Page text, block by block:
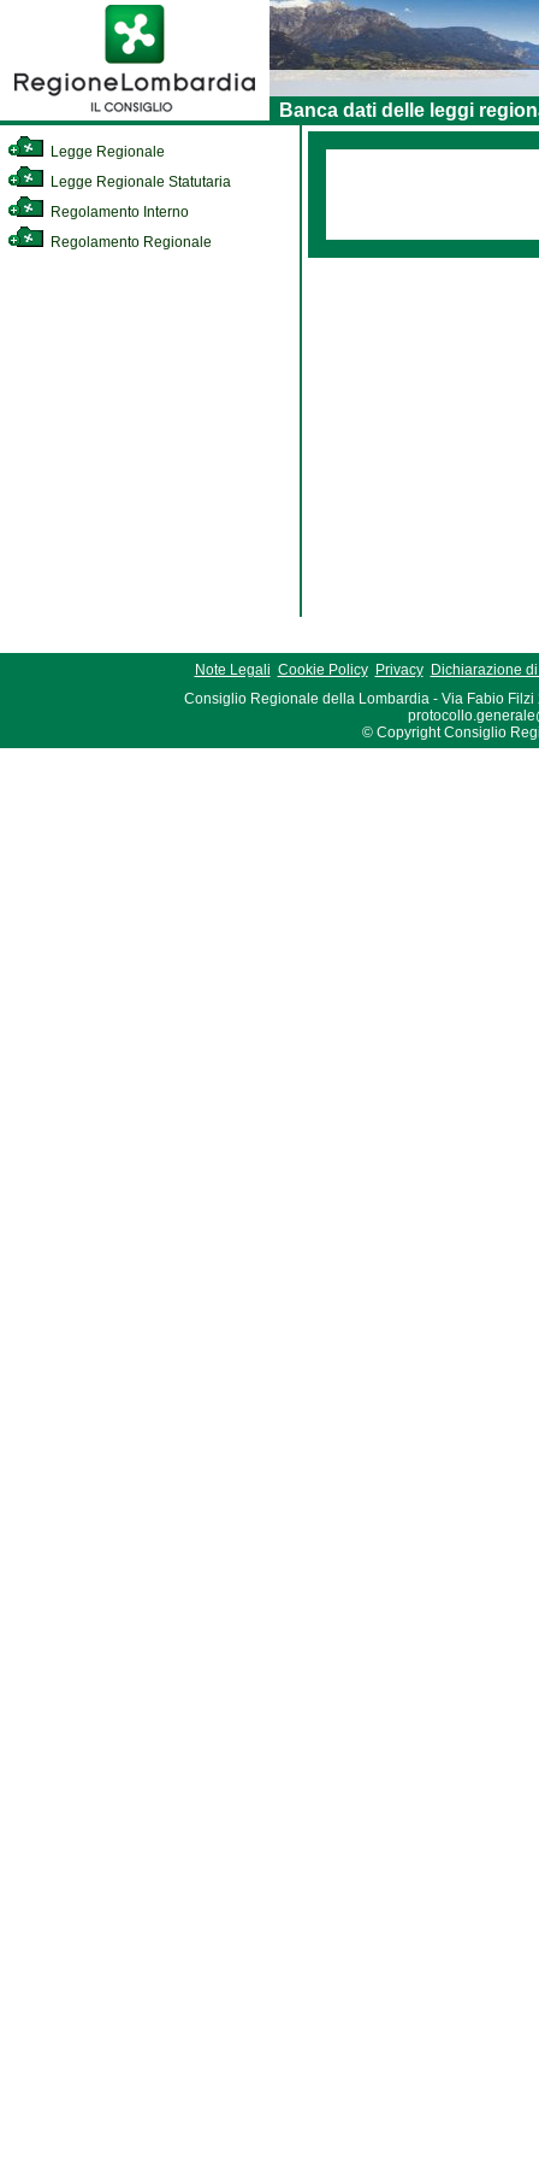
Banca dati delle leggi
Legge Regionale
Legge Regionale Statutaria
Regolamento Interno
Regolamento Regionale
Note Legali Cookie Policy Privacy
Dichiarazione
Consiglio Regionale della Lombardia - Via Fabio Filzi
© Copyright Consiglio